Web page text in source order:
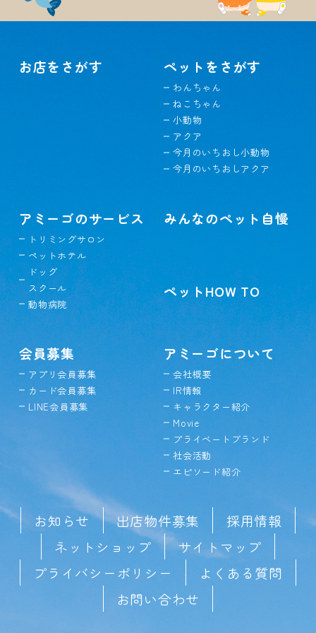
お店をさがす ペットをさがす
わんちゃん
ねこちゃん
小動物
アクア
今月のいちおし小動物
今月のいちおしアクア
アミーゴのサービス
トリミングサロン
ペットホテル
ドッグ
スクール
動物病院
みんなのペット自慢
ペットHOW TO
会員募集
アプリ会員募集
カード会員募集
LINE会員募集
アミーゴについて
会社概要
IR情報
キャラクター紹介
Movie
プライベートブランド
社会活動
エピソード紹介
お知らせ 出店物件募集
採用情報
ネットショップ
サイトマップ
プライバシーポリシー
よくある質問
お問い合わせ